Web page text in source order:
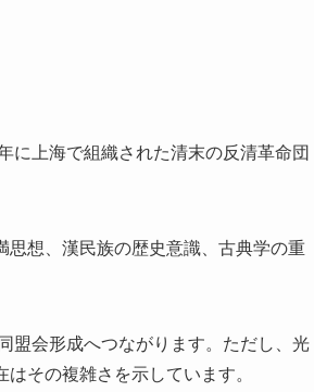
に上海で組織された清末の反清革命団
想、漢民族の歴史意識、古典学の重
盟会形成へつながります。ただし、光
その複雑さを示しています。